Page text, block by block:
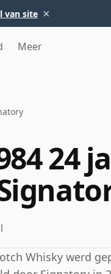
van site ×
Meer
24
Whisky werd